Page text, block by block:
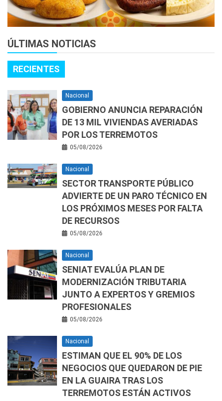
ÚLTIMAS NOTICIAS
RECIENTES
Nacional
GOBIERNO ANUNCIA REPARACIÓN
DE 13 MIL VIVIENDAS AVERIADAS
POR LOS TERREMOTOS
05/08/2026
Nacional
SECTOR TRANSPORTE PÚBLICO
ADVIERTE DE UN PARO TÉCNICO EN
LOS PRÓXIMOS MESES POR FALTA
DE RECURSOS
05/08/2026
Nacional
SENIAT EVALÚA PLAN DE
MODERNIZACIÓN TRIBUTARIA
JUNTO A EXPERTOS Y GREMIOS
PROFESIONALES
05/08/2026
Nacional
ESTIMAN QUE EL 90% DE LOS
NEGOCIOS QUE QUEDARON DE PIE
EN LA GUAIRA TRAS LOS
TERREMOTOS ESTÁN ACTIVOS